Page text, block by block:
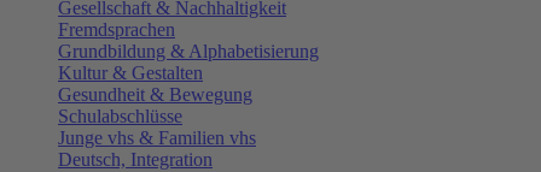
Gesellschaft & Nachhaltigkeit
Fremdsprachen
Grundbildung & Alphabetisierung
Kultur & Gestalten
Gesundheit & Bewegung
Schulabschlüsse
Junge vhs & Familien vhs
Deutsch, Integration